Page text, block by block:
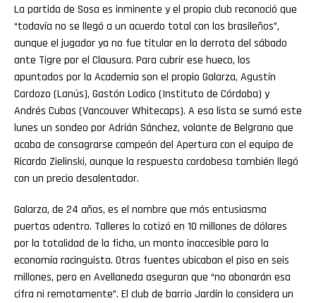
La partida de Sosa es inminente y el propio club reconoció que
“todavía no se llegó a un acuerdo total con los brasileños”,
aunque el jugador ya no fue titular en la derrota del sábado
ante Tigre por el Clausura. Para cubrir ese hueco, los
apuntados por la Academia son el propio Galarza, Agustín
Cardozo (Lanús), Gastón Lodico (Instituto de Córdoba) y
Andrés Cubas (Vancouver Whitecaps). A esa lista se sumó este
lunes un sondeo por Adrián Sánchez, volante de Belgrano que
acaba de consagrarse campeón del Apertura con el equipo de
Ricardo Zielinski, aunque la respuesta cordobesa también llegó
con un precio desalentador.
Galarza, de 24 años, es el nombre que más entusiasma
puertas adentro. Talleres lo cotizó en 10 millones de dólares
por la totalidad de la ficha, un monto inaccesible para la
economía racinguista. Otras fuentes ubicaban el piso en seis
millones, pero en Avellaneda aseguran que “no abonarán esa
cifra ni remotamente”. El club de barrio Jardín lo considera un